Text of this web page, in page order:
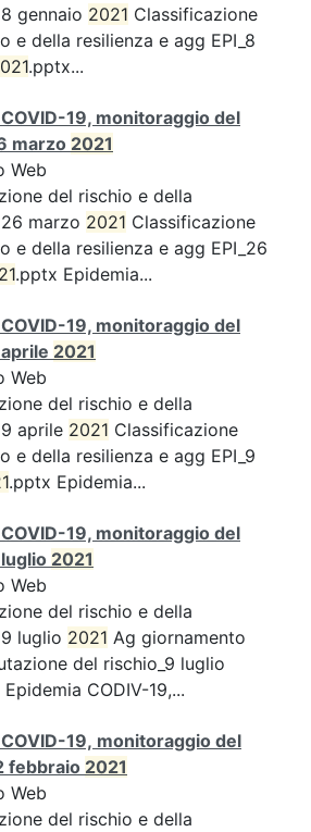
gennaio 2021 Classificazione
e della resilienza e agg EPI_8
.pptx...
19, monitoraggio del
marzo 2021
Web
del rischio e della
marzo 2021 Classificazione
e della resilienza e agg EPI_26
.pptx Epidemia...
19, monitoraggio del
2021
Web
del rischio e della
aprile 2021 Classificazione
e della resilienza e agg EPI_9
.pptx Epidemia...
19, monitoraggio del
2021
Web
del rischio e della
luglio 2021 Ag giornamento
del rischio_9 luglio
CODIV-19,...
19, monitoraggio del
febbraio 2021
Web
del rischio e della